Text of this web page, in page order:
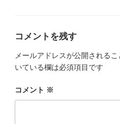
コメントを残す
メールアドレスが公開されるこ
いている欄は必須項目です
コメント ※